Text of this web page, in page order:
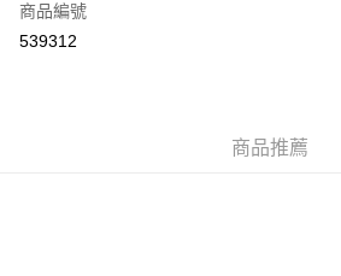
AlipayHK
每筆HK$40.00，滿HK$500.00或以上免運費
商品編號
539312
商品推薦